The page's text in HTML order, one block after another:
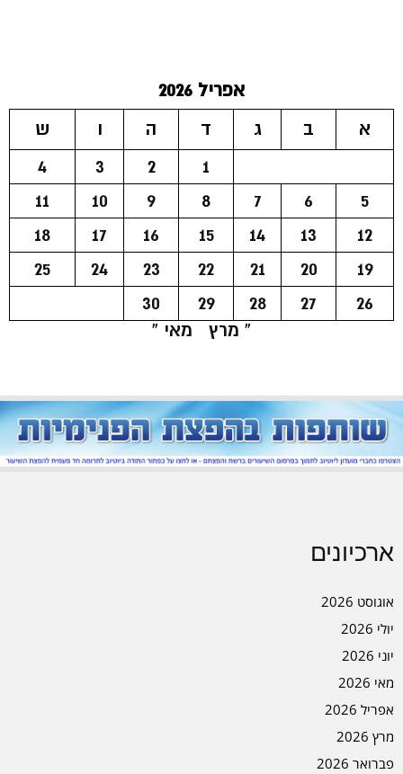
אפריל 2026
א
ב ג ד ה ו
ש
1
2
3
4
5
6
7
8
9
10
11
12
13
14
15
16
17
18
19
20
21
22
23
24
25
26
27
28
29
30
« מרץ
מאי »
ארכיונים
אוגוסט 2026
יולי 2026
יוני 2026
מאי 2026
אפריל 2026
מרץ 2026
פברואר 2026